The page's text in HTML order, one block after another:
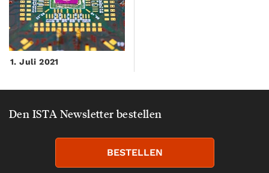
1. Juli 2021
Den ISTA Newsletter bestellen
BESTELLEN